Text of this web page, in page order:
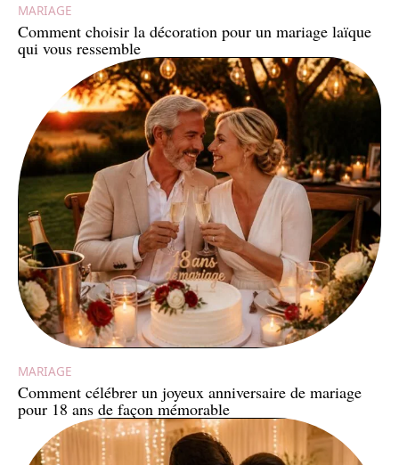
MARIAGE
Comment choisir la décoration pour un mariage laïque
qui vous ressemble
MARIAGE
Comment célébrer un joyeux anniversaire de mariage
pour 18 ans de façon mémorable